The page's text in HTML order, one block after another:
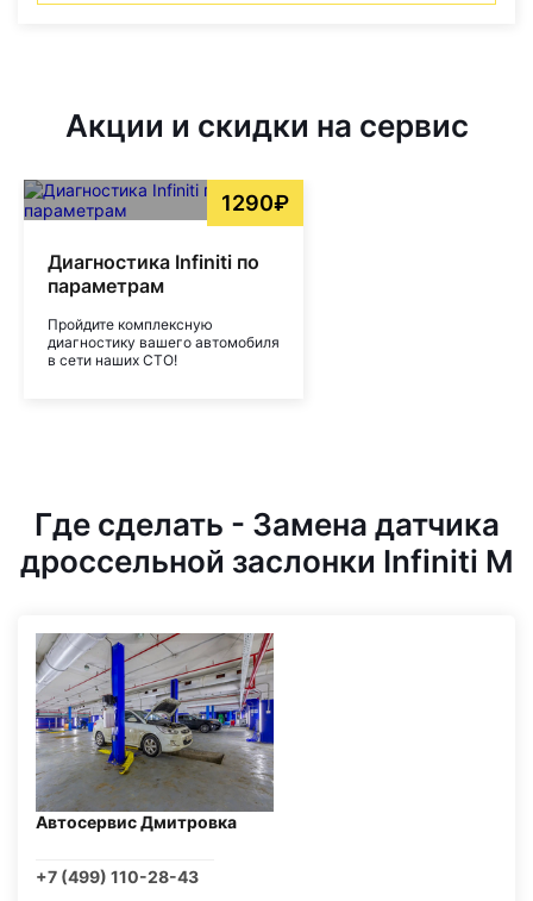
Акции и скидки на сервис
1290₽
Диагностика Infiniti по
параметрам
Пройдите комплексную
диагностику вашего автомобиля
в сети наших СТО!
Где сделать - Замена датчика
дроссельной заслонки Infiniti M
Автосервис Дмитровка
+7 (499) 110-28-43